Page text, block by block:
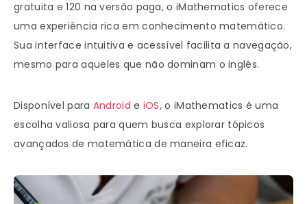
gratuita e 120 na versão paga, o iMathematics oferece
uma experiência rica em conhecimento matemático.
Sua interface intuitiva e acessível facilita a navegação,
mesmo para aqueles que não dominam o inglês.
Disponível para Android e iOS, o iMathematics é uma
escolha valiosa para quem busca explorar tópicos
avançados de matemática de maneira eficaz.